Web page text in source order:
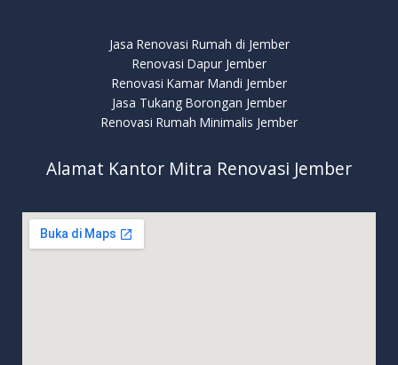
Jasa Renovasi Rumah di Jember
Renovasi Dapur Jember
Renovasi Kamar Mandi Jember
Jasa Tukang Borongan Jember
Renovasi Rumah Minimalis Jember
Alamat Kantor Mitra Renovasi Jember